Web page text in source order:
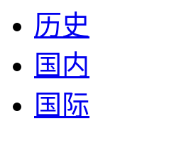
历史
国内
国际